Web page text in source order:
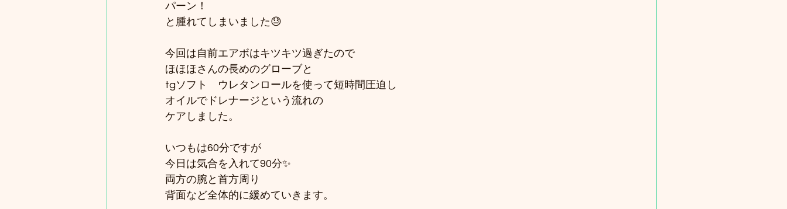
パーン！
と腫れてしまいました😓
今回は自前エアボはキツキツ過ぎたので
ほほほさんの長めのグローブと
tgソフト　ウレタンロールを使って短時間圧迫し
オイルでドレナージという流れの
ケアしました。
いつもは60分ですが
今日は気合を入れて90分✨
両方の腕と首方周り
背面など全体的に緩めていきます。